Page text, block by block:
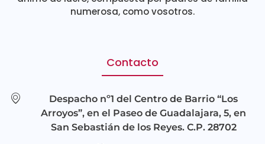
numerosa, como vosotros.
Contacto
Despacho nº1 del Centro de Barrio “Los
Arroyos”, en el Paseo de Guadalajara, 5, en
San Sebastián de los Reyes. C.P. 28702